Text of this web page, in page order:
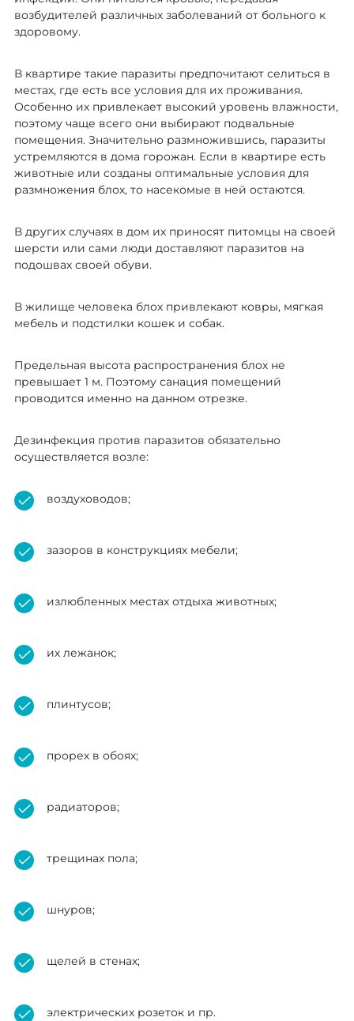
возбудителей различных заболеваний от больного к
здоровому.
В квартире такие паразиты предпочитают селиться в
местах, где есть все условия для их проживания.
Особенно их привлекает высокий уровень влажности,
поэтому чаще всего они выбирают подвальные
помещения. Значительно размножившись, паразиты
устремляются в дома горожан. Если в квартире есть
животные или созданы оптимальные условия для
размножения блох, то насекомые в ней остаются.
В других случаях в дом их приносят питомцы на своей
шерсти или сами люди доставляют паразитов на
подошвах своей обуви.
В жилище человека блох привлекают ковры, мягкая
мебель и подстилки кошек и собак.
Предельная высота распространения блох не
превышает 1 м. Поэтому санация помещений
проводится именно на данном отрезке.
Дезинфекция против паразитов обязательно
осуществляется возле:
воздуховодов;
зазоров в конструкциях мебели;
излюбленных местах отдыха животных;
их лежанок;
плинтусов;
прорех в обоях;
радиаторов;
трещинах пола;
шнуров;
щелей в стенах;
электрических розеток и пр.